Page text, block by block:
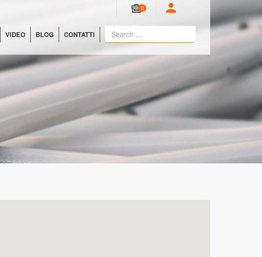
0
VIDEO BLOG CONTATTI